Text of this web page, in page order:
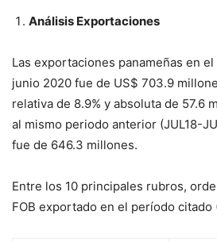
Análisis Exportaciones
Las exportaciones panameñas en
junio 2020 fue de US$ 703.9
relativa de 8.9% y absoluta de 57.6
al mismo periodo anterior (JUL18-
fue de 646.3 millones.
Entre los 10 principales rubros,
FOB exportado en el período citado